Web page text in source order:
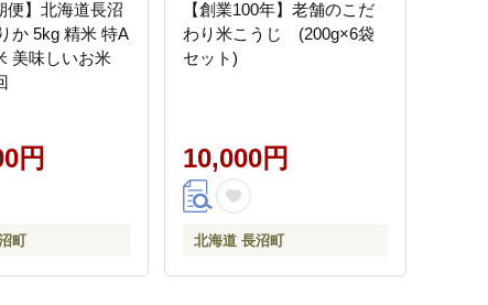
便】北海道長沼
か 5kg 精米 特A
円
町
【創業100年】老舗のこだ
わり米こうじ (200g×6袋
セット)
10,000円
北海道 長沼町